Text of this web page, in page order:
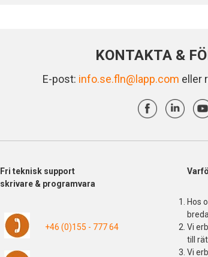
KONTAKTA &
E-post: info.se.fln@lapp.com eller
Fri teknisk support
skrivare & programvara
+46 (0)155 - 777 64
Hos
Vi
till
Vi